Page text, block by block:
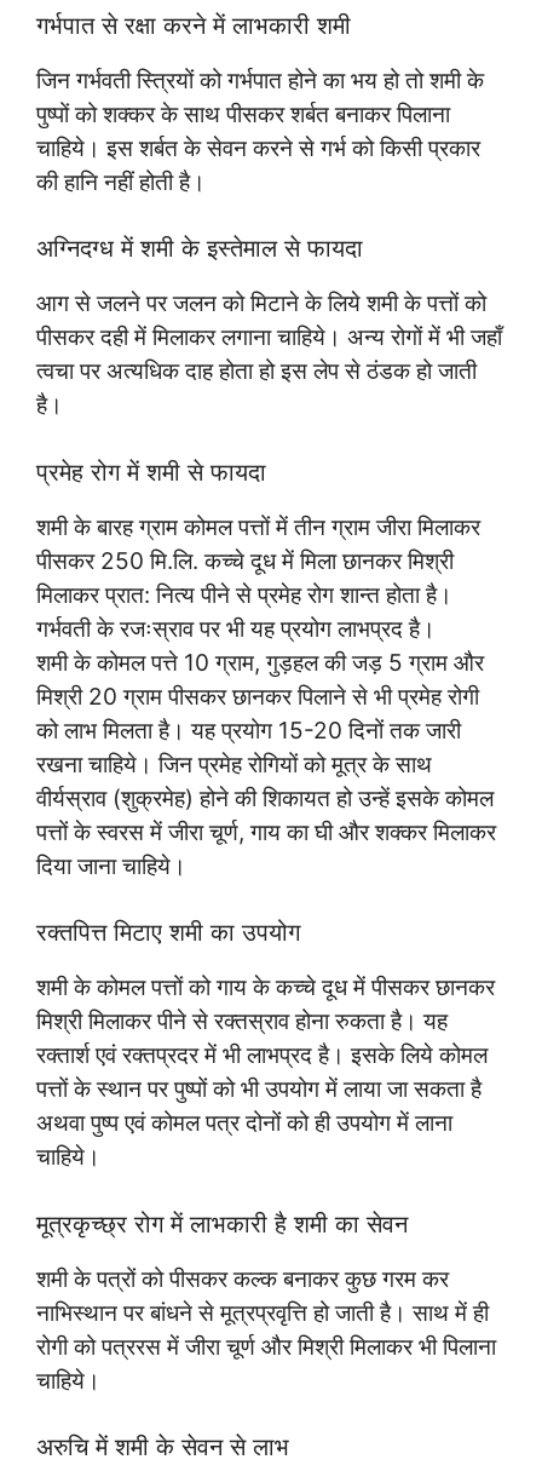
गर्भपात से रक्षा करने में लाभकारी शमी
जिन गर्भवती स्त्रियों को गर्भपात होने का भय हो तो शमी के
पुष्पों को शक्कर के साथ पीसकर शर्बत बनाकर पिलाना
चाहिये। इस शर्बत के सेवन करने से गर्भ को किसी प्रकार
की हानि नहीं होती है।
अग्निदग्ध में शमी के इस्तेमाल से फायदा
आग से जलने पर जलन को मिटाने के लिये शमी के पत्तों को
पीसकर दही में मिलाकर लगाना चाहिये। अन्य रोगों में भी जहाँ
त्वचा पर अत्यधिक दाह होता हो इस लेप से ठंडक हो जाती
है।
प्रमेह रोग में शमी से फायदा
शमी के बारह ग्राम कोमल पत्तों में तीन ग्राम जीरा मिलाकर
पीसकर 250 मि.लि. कच्चे दूध में मिला छानकर मिश्री
मिलाकर प्रात: नित्य पीने से प्रमेह रोग शान्त होता है।
गर्भवती के रजःस्राव पर भी यह प्रयोग लाभप्रद है।
शमी के कोमल पत्ते 10 ग्राम, गुड़हल की जड़ 5 ग्राम और
मिश्री 20 ग्राम पीसकर छानकर पिलाने से भी प्रमेह रोगी
को लाभ मिलता है। यह प्रयोग 15-20 दिनों तक जारी
रखना चाहिये। जिन प्रमेह रोगियों को मूत्र के साथ
वीर्यस्राव (शुक्रमेह) होने की शिकायत हो उन्हें इसके कोमल
पत्तों के स्वरस में जीरा चूर्ण, गाय का घी और शक्कर मिलाकर
दिया जाना चाहिये।
रक्तपित्त मिटाए शमी का उपयोग
शमी के कोमल पत्तों को गाय के कच्चे दूध में पीसकर छानकर
मिश्री मिलाकर पीने से रक्तस्राव होना रुकता है। यह
रक्तार्श एवं रक्तप्रदर में भी लाभप्रद है। इसके लिये कोमल
पत्तों के स्थान पर पुष्पों को भी उपयोग में लाया जा सकता है
अथवा पुष्प एवं कोमल पत्र दोनों को ही उपयोग में लाना
चाहिये।
मूत्रकृच्छ्र रोग में लाभकारी है शमी का सेवन
शमी के पत्रों को पीसकर कल्क बनाकर कुछ गरम कर
नाभिस्थान पर बांधने से मूत्रप्रवृत्ति हो जाती है। साथ में ही
रोगी को पत्ररस में जीरा चूर्ण और मिश्री मिलाकर भी पिलाना
चाहिये।
अरुचि में शमी के सेवन से लाभ